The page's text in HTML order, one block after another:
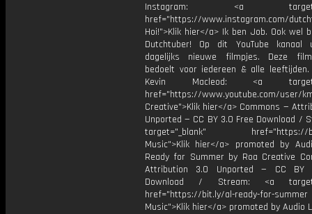
Instagram: <a
href="https://www.instagram.com/
Hoi!">Klik hier</a> Ik ben Job. Ook wel
Dutchtuber! Op dit YouTube kanaal
dagelijks nieuwe filmpjes. Deze
bedoelt voor iedereen & alle
Kevin Macleod: <a
href="https://www.youtube.com/user/
Creative">Klik hier</a> Commons —
Unported — CC BY 3.0 Free Download /
target="_blank" href="https://
Music">Klik hier</a> promoted by
Ready for Summer by Roa Creative
Attribution 3.0 Unported — CC BY
Download / Stream: <a
href="https://bit.ly/al-ready-for-summer
Music">Klik hier</a> promoted by Audio